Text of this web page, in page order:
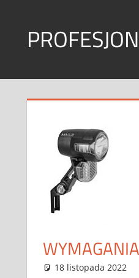
content
w
każdym
18 listopada 2022